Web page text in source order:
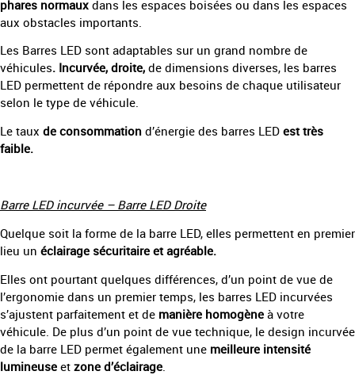
phares normaux dans les espaces boisées ou dans les espaces
aux obstacles importants.
Les Barres LED sont adaptables sur un grand nombre de
véhicules. Incurvée, droite, de dimensions diverses, les barres
LED permettent de répondre aux besoins de chaque utilisateur
selon le type de véhicule.
Le taux de consommation d’énergie des barres LED est très
faible.
Barre LED incurvée – Barre LED Droite
Quelque soit la forme de la barre LED, elles permettent en premier
lieu un éclairage sécuritaire et agréable.
Elles ont pourtant quelques différences, d’un point de vue de
l’ergonomie dans un premier temps, les barres LED incurvées
s’ajustent parfaitement et de manière homogène à votre
véhicule. De plus d’un point de vue technique, le design incurvée
de la barre LED permet également une meilleure intensité
lumineuse et zone d’éclairage